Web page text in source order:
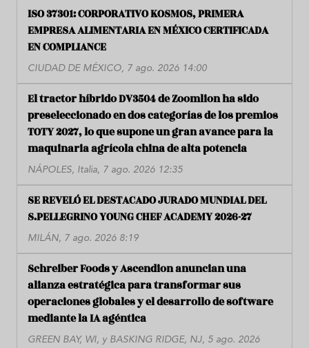
ISO 37301: CORPORATIVO KOSMOS, PRIMERA
EMPRESA ALIMENTARIA EN MÉXICO CERTIFICADA
EN COMPLIANCE
CIUDAD DE MÉXICO, 7 ago. 2026 14:00
El tractor híbrido DV3504 de Zoomlion ha sido
preseleccionado en dos categorías de los premios
TOTY 2027, lo que supone un gran avance para la
maquinaria agrícola china de alta potencia
NÁPOLES, Italia, 7 ago. 2026 12:35
SE REVELÓ EL DESTACADO JURADO MUNDIAL DEL
S.PELLEGRINO YOUNG CHEF ACADEMY 2026-27
MILÁN, 7 ago. 2026 8:19
Schreiber Foods y Ascendion anuncian una
alianza estratégica para transformar sus
operaciones globales y el desarrollo de software
mediante la IA agéntica
GREEN BAY, WI, y BASKING RIDGE, NJ, 5 ago. 2026